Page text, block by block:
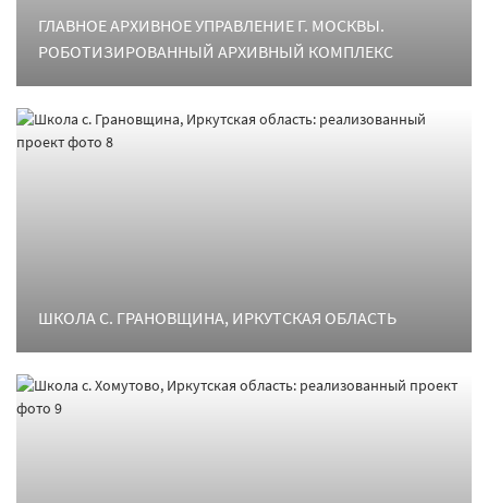
ГЛАВНОЕ АРХИВНОЕ УПРАВЛЕНИЕ Г. МОСКВЫ.
РОБОТИЗИРОВАННЫЙ АРХИВНЫЙ КОМПЛЕКС
ШКОЛА С. ГРАНОВЩИНА, ИРКУТСКАЯ ОБЛАСТЬ